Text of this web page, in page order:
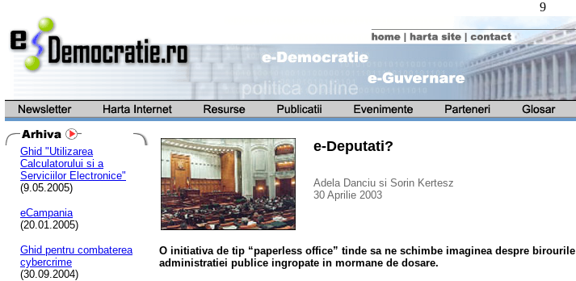
9
Ghid "Utilizarea
Calculatorului si a
Serviciilor Electronice"
(9.05.2005)
eCampania
(20.01.2005)
Ghid pentru combaterea
cybercrime
(30.09.2004)
e-Deputati?
Adela Danciu si Sorin Kertesz
30 Aprilie 2003
O initiativa de tip “paperless office” tinde sa ne schimbe imaginea despre birourile
administratiei publice ingropate in mormane de dosare.